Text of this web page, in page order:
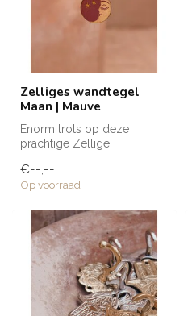
Zelliges wandtegel
Maan | Mauve
Enorm trots op deze
prachtige Zellige
eigen ontwerp zij...
€--,--
Op voorraad